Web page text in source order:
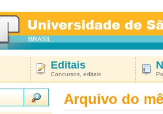
Editais
Concursos, editais
Arquivo do